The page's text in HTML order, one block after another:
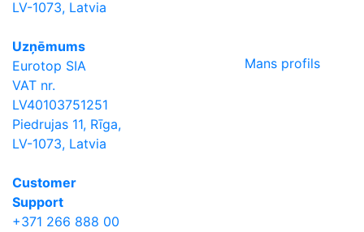
LV-1073, Latvia
Uzņēmums
Eurotop SIA
VAT nr.
LV40103751251
Piedrujas 11, Rīga,
LV-1073, Latvia
Сustomer
Support
+371 266 888 00
Mans profils